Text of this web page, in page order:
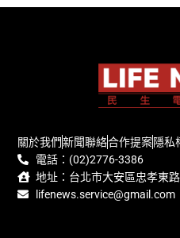
關於我們新聞聯絡合作提案隱私
電話：(02)2776-3386
地址：台北市大安區忠孝東
lifenews.service@gmail.com